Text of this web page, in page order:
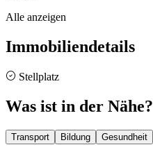
Alle anzeigen
Immobiliendetails
Stellplatz
Was ist in der Nähe?
Transport Bildung Gesundheit